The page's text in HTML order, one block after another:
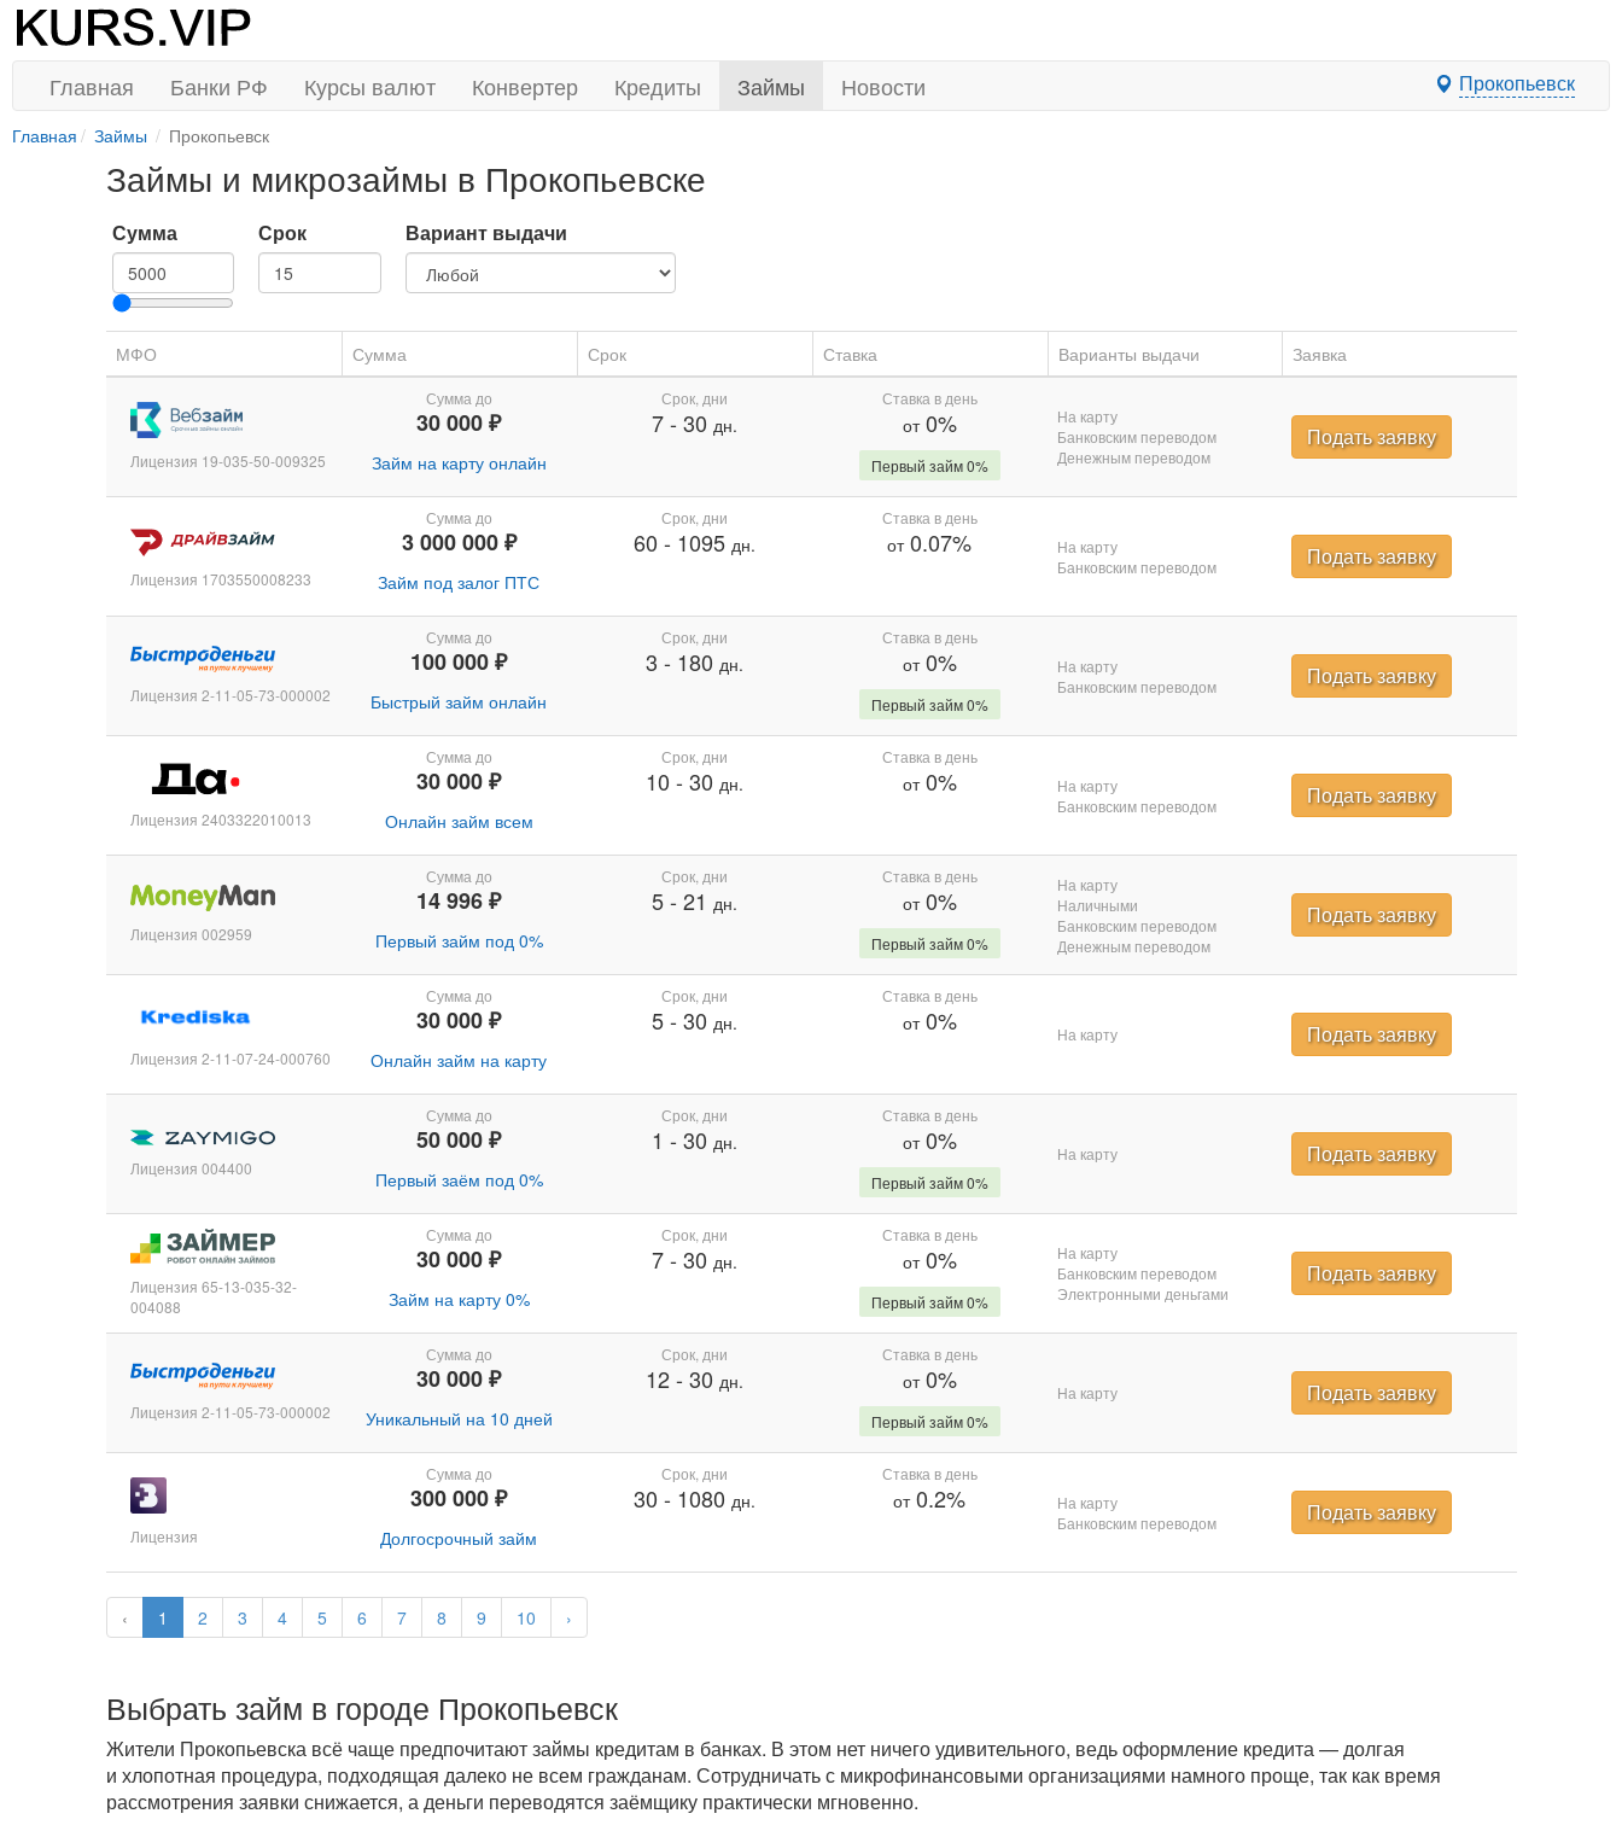
Главная Банки РФ Курсы валют Конвертер Кредиты Займы Новости Прокопьевск
Главная Займы Прокопьевск
Займы и микрозаймы в Прокопьевске
Сумма Срок Вариант выдачи
МФО Сумма Срок Ставка Варианты выдачи Заявка
‹ 1 2 3 4 5 6 7 8 9 10 ›
Лицензия 19-035-50-009325
Сумма до
30 000 ₽
Займ на карту онлайн
Срок, дни
7- 30 дн.
Ставка в день
от0%
Первый займ 0%
На карту
Банковским переводом
Денежным переводом
Подать заявку
Лицензия 1703550008233
Сумма до
3 000 000 ₽
Займ под залог ПТС
Срок, дни
60 - 1095 дн.
Ставка в день
от0.07%
На карту
Банковским переводом
Подать заявку
Лицензия 2-11-05-73-000002
Сумма до
100 000 ₽
Быстрый займ онлайн
Срок, дни
3 - 180 дн.
Ставка в день
от0%
Первый займ 0%
На карту
Банковским переводом
Подать заявку
Лицензия 2403322010013
Сумма до
30 000 ₽
Онлайн займ всем
Срок, дни
10 - 30 дн.
Ставка в день
от0%
На карту
Банковским переводом
Подать заявку
Лицензия 002959
Сумма до
14 996 ₽
Первый займ под 0%
Срок, дни
5- 21 дн.
Ставка в день
от0%
Первый займ 0%
На карту
Наличными
Банковским переводом
Денежным переводом
Подать заявку
Лицензия 2-11-07-24-000760
Сумма до
30 000 ₽
Онлайн займ на карту
Срок, дни
5- 30 дн.
Ставка в день
от0% На карту Подать заявку
Лицензия 004400
Сумма до
50 000 ₽
Первый заём под 0%
Срок, дни
1 - 30 дн.
Ставка в день
от0%
Первый займ 0%
На карту Подать заявку
Лицензия 65-13-035-32-
004088
Сумма до
30 000 ₽
Займ на карту 0%
Срок, дни
7- 30 дн.
Ставка в день
от0%
Первый займ 0%
На карту
Банковским переводом
Электронными деньгами
Подать заявку
Лицензия 2-11-05-73-000002
Сумма до
30 000 ₽
Уникальный на 10 дней
Срок, дни
12- 30 дн.
Ставка в день
от0%
Первый займ 0%
На карту Подать заявку
Лицензия
Сумма до
300 000 ₽
Долгосрочный займ
Срок, дни
30 - 1080 дн.
Ставка в день
от0.2%
На карту
Банковским переводом
Подать заявку
Выбрать займ в городе Прокопьевск
Жители Прокопьевска всё чаще предпочитают займы кредитам в банках. В этом нет ничего удивительного, ведь оформление кредита — долгая
и хлопотная процедура, подходящая далеко не всем гражданам. Сотрудничать с микрофинансовыми организациями намного проще, так как время
рассмотрения заявки снижается, а деньги переводятся заёмщику практически мгновенно.